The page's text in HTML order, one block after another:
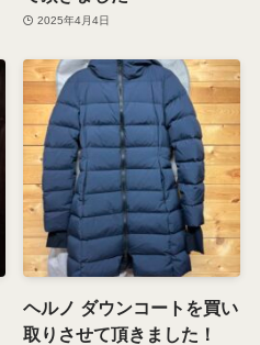
2025年4月4日
ヘルノ ダウンコートを買い
取りさせて頂きました！